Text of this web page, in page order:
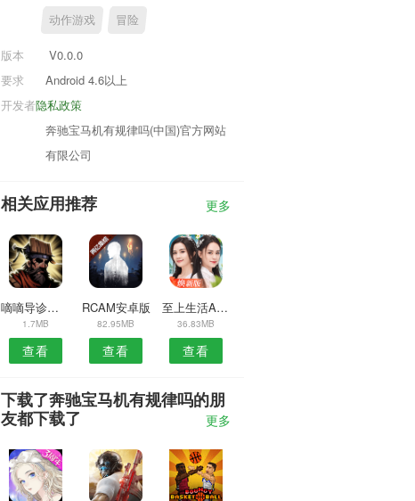
动作游戏 冒险
版本
V0.0.0
要求
Android 4.6以上
隐私政策
开发者
奔驰宝马机有规律吗(中国)官方网站
有限公司
相关应用推荐 更多
嘀嘀导诊服务版APP
1.7MB
查看
RCAM安卓版
82.95MB
查看
至上生活APP
36.83MB
查看
下载了奔驰宝马机有规律吗的朋
友都下载了
更多